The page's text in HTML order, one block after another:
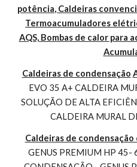
potência, Caldeiras
Termoacumuladores
AQS, Bombas de calor para
Caldeiras de condensação
EVO 35 A+ CALDEIRA
SOLUÇÃO DE ALTA
CALDEIRA MURAL
Caldeiras de
GENUS PREMIUM HP 45-